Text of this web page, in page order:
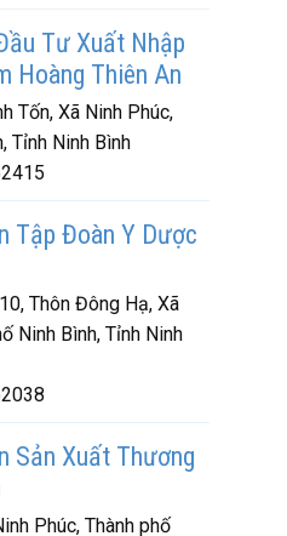
Tư Xuất Nhập
Hoàng Thiên An
Tốn, Xã Ninh Phúc,
Tỉnh Ninh Bình
Tập Đoàn Y Dược
Thôn Đông Hạ, Xã
Ninh Bình, Tỉnh Ninh
Sản Xuất Thương
Phúc, Thành phố